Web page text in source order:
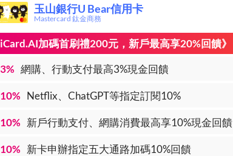
玉山銀行U Bear信用卡
Mastercard 鈦金商務
iCard.AI加碼首刷禮200元，新戶最高享20%回饋》
3% 網購、行動支付最高3%現金回饋
10% Netflix、ChatGPT等指定訂閱10%
10% 新戶行動支付、網購消費最高享10%現金回饋
10% 新卡申辦指定五大通路加碼10%回饋